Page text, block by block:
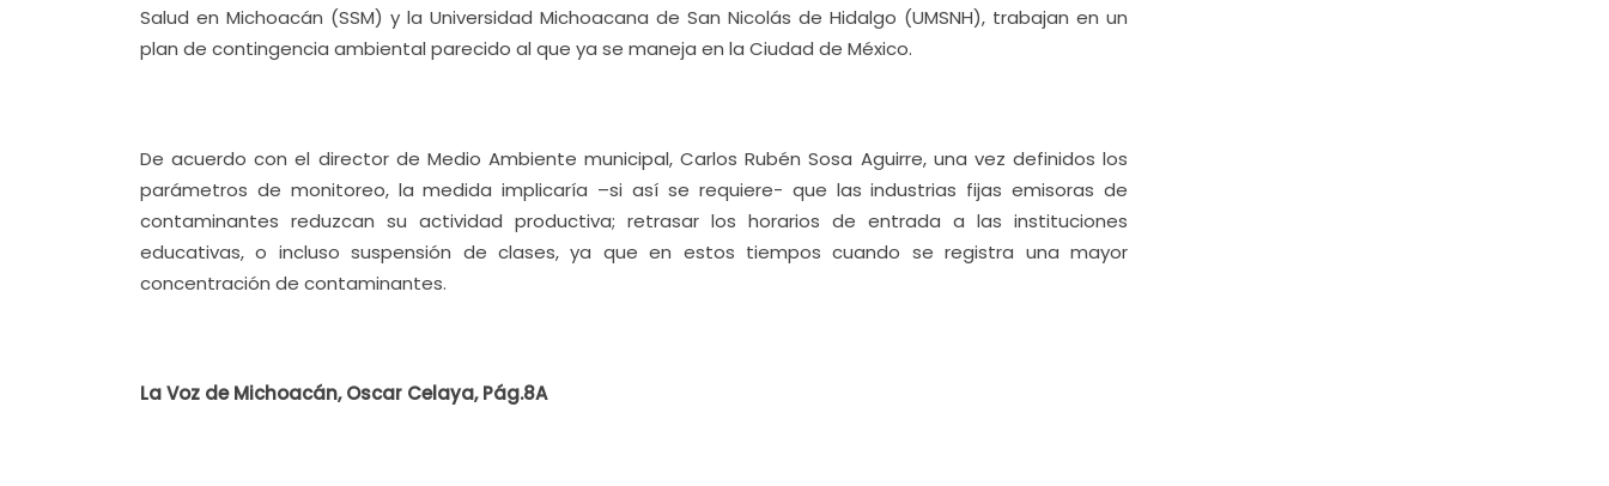
Salud en Michoacán (SSM) y la Universidad Michoacana de San Nicolás de Hidalgo (UMSNH), trabajan en un
plan de contingencia ambiental parecido al que ya se maneja en la Ciudad de México.
De acuerdo con el director de Medio Ambiente municipal, Carlos Rubén Sosa Aguirre, una vez definidos los
parámetros de monitoreo, la medida implicaría –si así se requiere- que las industrias fijas emisoras de
contaminantes reduzcan su actividad productiva; retrasar los horarios de entrada a las instituciones
educativas, o incluso suspensión de clases, ya que en estos tiempos cuando se registra una mayor
concentración de contaminantes.
La Voz de Michoacán, Oscar Celaya, Pág.8A